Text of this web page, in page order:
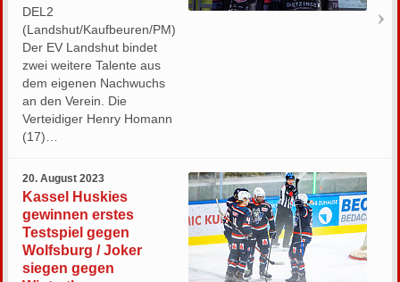
DEL2
(Landshut/Kaufbeuren/PM)
Der EV Landshut bindet
zwei weitere Talente aus
dem eigenen Nachwuchs
an den Verein. Die
Verteidiger Henry Homann
(17)…
20. August 2023
Kassel Huskies
gewinnen erstes
Testspiel gegen
Wolfsburg / Joker
siegen gegen